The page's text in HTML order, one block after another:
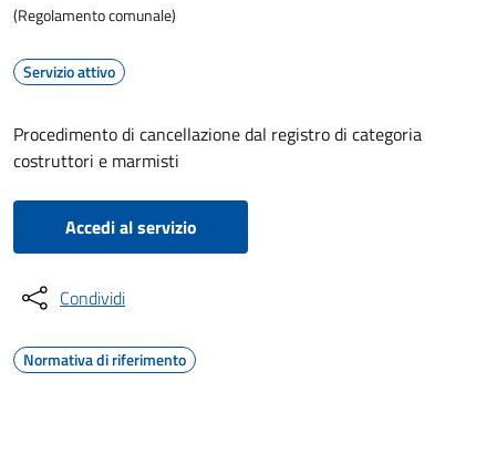
(Regolamento comunale)
Servizio attivo
Procedimento di cancellazione dal registro di categoria
costruttori e marmisti
Accedi al servizio
Condividi
Normativa di riferimento